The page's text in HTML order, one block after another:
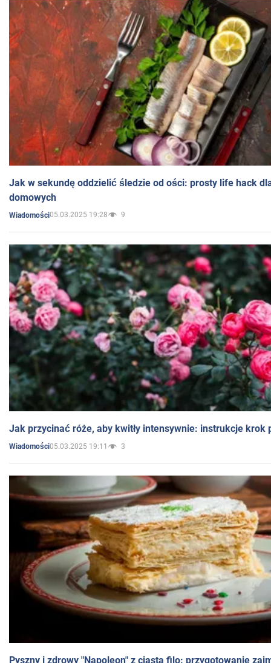
Jak w sekundę oddzielić śledzie od ości: prosty life hack
domowych
Wiadomości05.03.2025 19:28 9
Jak przycinać róże, aby kwitły intensywnie: instrukcje krok
Wiadomości05.03.2025 19:11 3
Pyszny i zdrowy "Napoleon" z ciasta filo: przygotowanie